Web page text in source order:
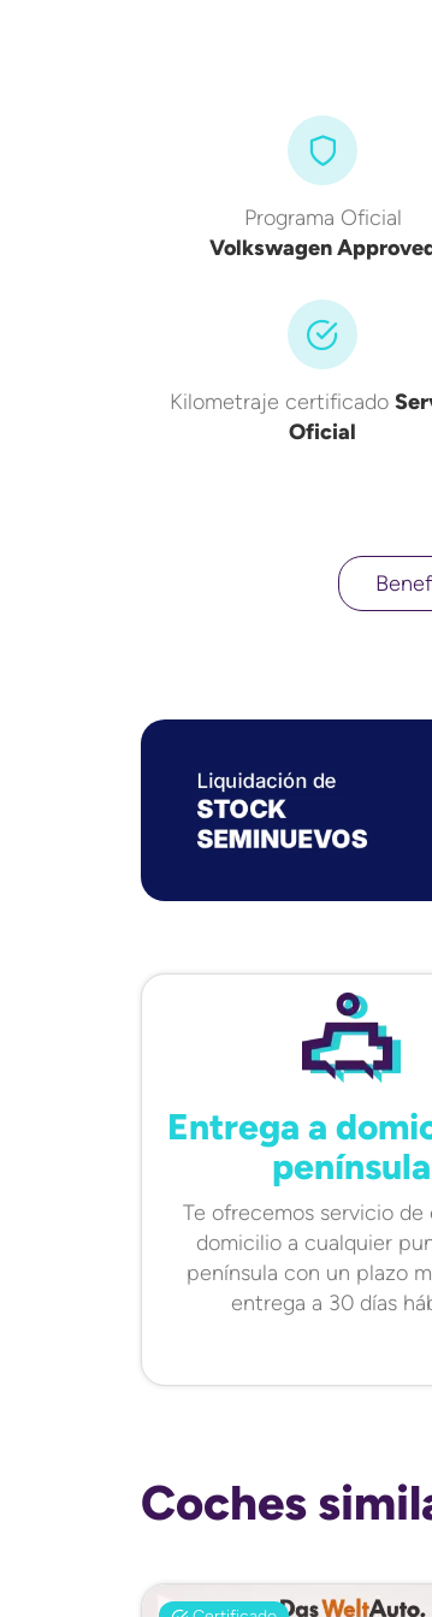
Programa Oficial
Volkswagen
Kilometraje certificado
Oficial
Entrega a
península
Te ofrecemos servicio de
domicilio a cualquier
península con un plazo
entrega a 30 días
Coches